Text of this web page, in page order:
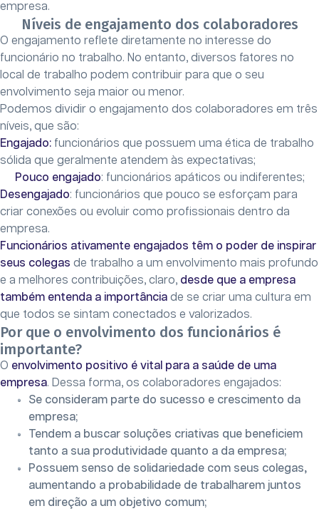
empresa.
Níveis de engajamento dos colaboradores
O engajamento reflete diretamente no interesse do
funcionário no trabalho. No entanto, diversos fatores no
local de trabalho podem contribuir para que o seu
envolvimento seja maior ou menor.
Podemos dividir o engajamento dos colaboradores em três
níveis, que são:
Engajado: funcionários que possuem uma ética de trabalho
sólida que geralmente atendem às expectativas;
Pouco engajado: funcionários apáticos ou indiferentes;
Desengajado: funcionários que pouco se esforçam para
criar conexões ou evoluir como profissionais dentro da
empresa.
Funcionários ativamente engajados têm o poder de inspirar
seus colegas de trabalho a um envolvimento mais profundo
e a melhores contribuições, claro, desde que a empresa
também entenda a importância de se criar uma cultura em
que todos se sintam conectados e valorizados.
Por que o envolvimento dos funcionários é
importante?
O envolvimento positivo é vital para a saúde de uma
empresa. Dessa forma, os colaboradores engajados:
Se consideram parte do sucesso e crescimento da
empresa;
Tendem a buscar soluções criativas que beneficiem
tanto a sua produtividade quanto a da empresa;
Possuem senso de solidariedade com seus colegas,
aumentando a probabilidade de trabalharem juntos
em direção a um objetivo comum;